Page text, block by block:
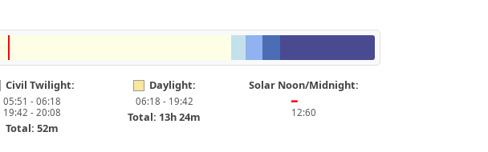
Civil Twilight:
05:51 - 06:18
19:42 - 20:08
Total: 52m
Daylight:
06:18 - 19:42
Total: 13h 24m
Solar Noon/Midnight:
━
12:60